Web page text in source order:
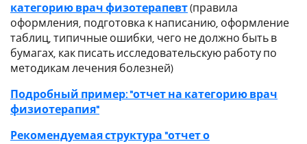
категорию врач физотерапевт(правила
оформления, подготовка к написанию, оформление
таблиц, типичные ошибки, чего не должно быть в
бумагах, как писать исследовательскую работу по
методикам лечения болезней)
Подробный пример: "отчет на категорию врач
физиотерапия"
Рекомендуемая структура "отчет о